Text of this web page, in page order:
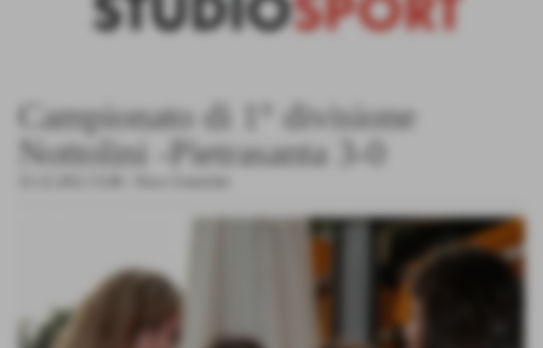
Campionato di 1° divisione
Nottolini -Pietrasanta 3-0